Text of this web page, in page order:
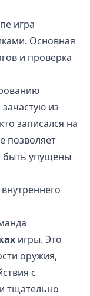
игра
Основная
и проверка
из
записался на
позволяет
быть упущены
игры. Это
оружия,
с
тщательно